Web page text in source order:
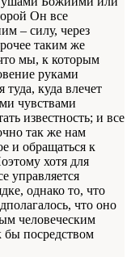
Он все
– силу, через
таким же
мы, к которым
руками
туда, куда влечет
чувствами
известность; и все
так же нам
и обращаться к
хотя для
управляется
однако то, что
что оно
человеческим
бы посредством